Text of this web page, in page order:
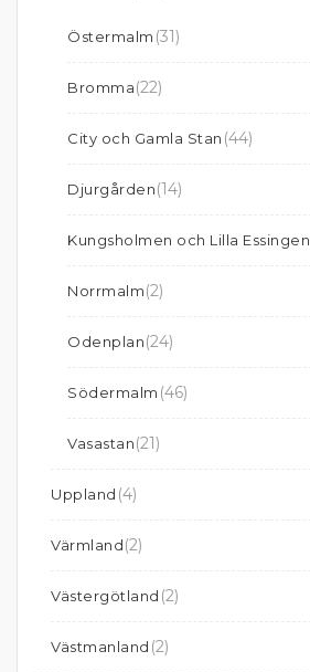
Östermalm (31)
Bromma(22)
City och Gamla Stan (44)
Djurgården(14)
Kungsholmen och Lilla Essingen
Norrmalm(2)
Odenplan(24)
Södermalm (46)
Vasastan(21)
Uppland (4)
Värmland(2)
Västergötland (2)
Västmanland (2)